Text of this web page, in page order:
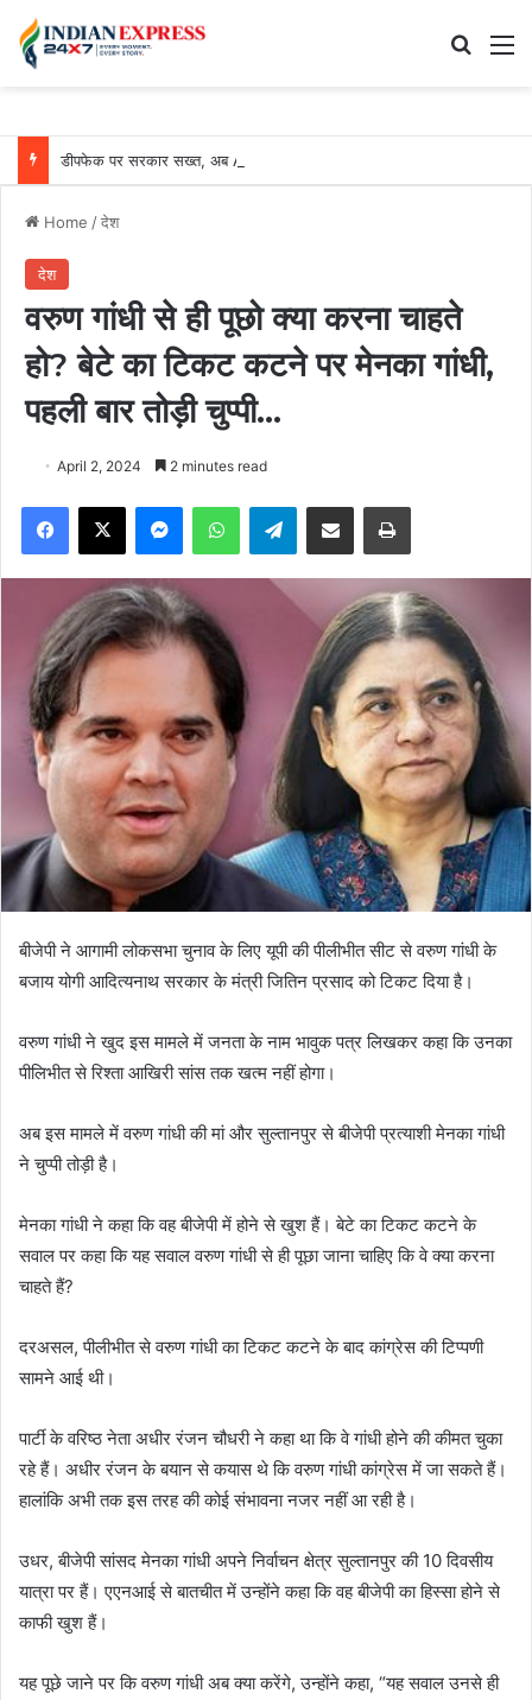
Home /देश
देश
वरुण गांधी से ही पूछो क्या करना चाहते
हो? बेटे का टिकट कटने पर मेनका गांधी,
पहली बार तोड़ी चुप्पी…
April 2, 2024 2 minutes read
Facebook
X MessengerWhatsAppTelegramShare via Email Print
बीजेपी ने आगामी लोकसभा चुनाव के लिए यूपी की पीलीभीत सीट से वरुण गांधी के
बजाय योगी आदित्यनाथ सरकार के मंत्री जितिन प्रसाद को टिकट दिया है।
वरुण गांधी ने खुद इस मामले में जनता के नाम भावुक पत्र लिखकर कहा कि उनका
पीलिभीत से रिश्ता आखिरी सांस तक खत्म नहीं होगा।
अब इस मामले में वरुण गांधी की मां और सुल्तानपुर से बीजेपी प्रत्याशी मेनका गांधी
ने चुप्पी तोड़ी है।
मेनका गांधी ने कहा कि वह बीजेपी में होने से खुश हैं। बेटे का टिकट कटने के
सवाल पर कहा कि यह सवाल वरुण गांधी से ही पूछा जाना चाहिए कि वे क्या करना
चाहते हैं?
दरअसल, पीलीभीत से वरुण गांधी का टिकट कटने के बाद कांग्रेस की टिप्पणी
सामने आई थी।
पार्टी के वरिष्ठ नेता अधीर रंजन चौधरी ने कहा था कि वे गांधी होने की कीमत चुका
रहे हैं। अधीर रंजन के बयान से कयास थे कि वरुण गांधी कांग्रेस में जा सकते हैं।
हालांकि अभी तक इस तरह की कोई संभावना नजर नहीं आ रही है।
उधर, बीजेपी सांसद मेनका गांधी अपने निर्वाचन क्षेत्र सुल्तानपुर की 10 दिवसीय
यात्रा पर हैं। एएनआई से बातचीत में उन्होंने कहा कि वह बीजेपी का हिस्सा होने से
काफी खुश हैं।
यह पूछे जाने पर कि वरुण गांधी अब क्या करेंगे, उन्होंने कहा, “यह सवाल उनसे ही